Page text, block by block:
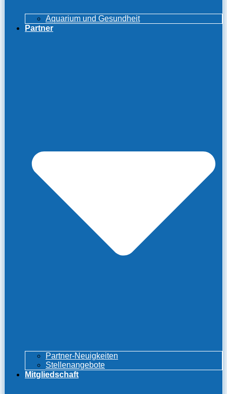
Aquarium und Gesundheit
Partner
Partner-Neuigkeiten
Stellenangebote
Mitgliedschaft